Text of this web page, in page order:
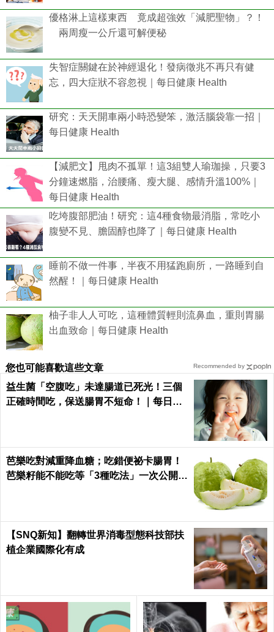
優格淋上這樣東西 竟成超強效「減肥聖物」？！
兩周瘦一公斤還可解便秘
失智症關鍵在於神經退化！發病徵兆不再只有健
忘，四大症狀不容忽視｜每日健康 Health
研究：天天開車兩小時恐變笨，激活腦袋靠一招｜
每日健康 Health
【減肥文】甩肉不孤單！這3組雙人瑜珈操，只要3
分鐘速燃脂，治腰痛、瘦大腿、感情升溫100%｜
每日健康 Health
吃垮腹部肥油！研究：這4種食物最消脂，常吃小
腹變不見、膽固醇也降了｜每日健康 Health
睡前不做一件事，半夜不用猛跑廁所，一路睡到自
然醒！｜每日健康 Health
柚子非人人可吃，這種體質輕則流鼻血，重則胃腸
出血致命｜每日健康 Health
您也可能喜歡這些文章
益生菌「空腹吃」未達腸道已死光！三個
正確時間吃，保送腸胃不短命！｜每日健
芭樂吃對減重降血糖；吃錯便祕卡腸胃！
芭樂籽能不能吃等「3種吃法」一次公開｜
【SNQ新知】翻轉世界消毒型態科技部扶
植企業國際化有成
Recommended by